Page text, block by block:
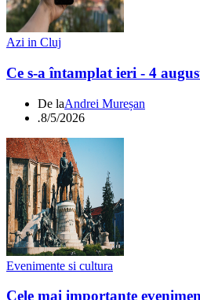
Azi in Cluj
Ce s-a întamplat ieri - 4
De laAndrei Mureșan
.8/5/2026
Evenimente si cultura
Cele mai importante